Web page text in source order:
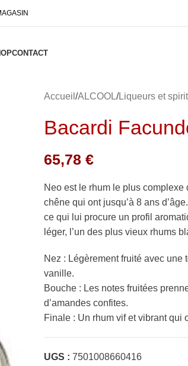
CONTACT
Accueil ALCOOL Liqueurs et
Bacardi
65,78€
Neo est le rhum le plus
chêne qui ont jusqu’à 8 ans
ce qui lui procure un profil
léger, l’un des plus vieux rhums
Nez : Légèrement fruité avec une
vanille.
Bouche : Les notes fruitées
d’amandes confites.
Finale : Un rhum vif et vibrant qui
UGS :7501008660416